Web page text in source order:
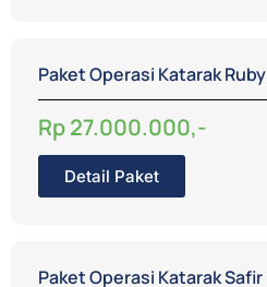
Paket Operasi Katarak Ruby
Rp 27.000.000,-
Detail Paket
Paket Operasi Katarak Safir